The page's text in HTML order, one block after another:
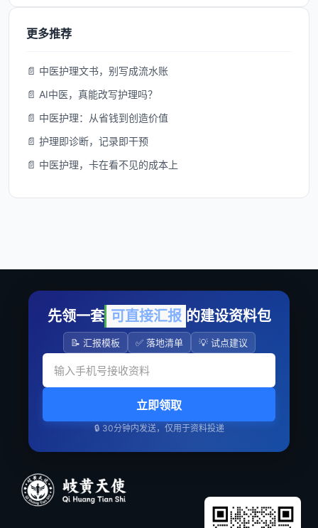
更多推荐
📄 中医护理文书，别写成流水账
📄 AI中医，真能改写护理吗？
📄 中医护理：从省钱到创造价值
📄 护理即诊断，记录即干预
📄 中医护理，卡在看不见的成本上
先领一套 可直接汇报 的建设资料包
📝 汇报模板 ✅ 落地清单 💡 试点建议
立即领取
🔒 30分钟内发送，仅用于资料投递